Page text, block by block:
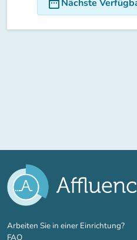
Nächste
Arbeiten Sie in einer Einrichtung?
FAQ